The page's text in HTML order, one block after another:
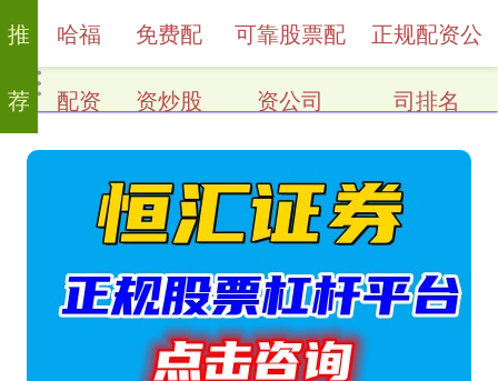
推
荐
哈福
配资
免费配
资炒股
可靠股票配
资公司
正规配资公
司排名